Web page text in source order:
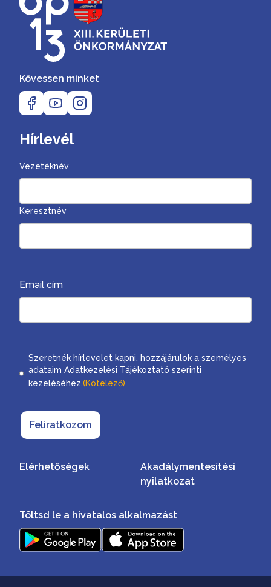
Kövessen minket
Hírlevél
Vezetéknév
Keresztnév
Email cím
Consent
Szeretnék hírlevelet kapni, hozzájárulok a személyes
adataimAdatkezelési Tájékoztató szerinti
kezeléséhez.(Kötelező)
Feliratkozom
Elérhetőségek
Akadálymentesítési
nyilatkozat
Töltsd le a hivatalos alkalmazást